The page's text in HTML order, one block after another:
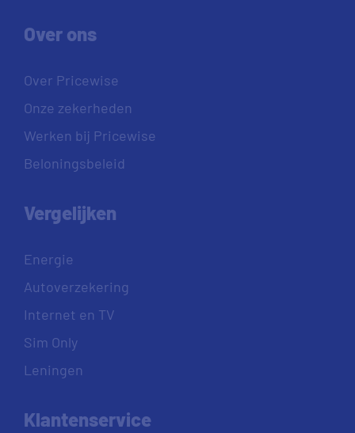
Over ons
Over Pricewise
Onze zekerheden
Werken bij Pricewise
Beloningsbeleid
Vergelijken
Energie
Autoverzekering
Internet en TV
Sim Only
Leningen
Klantenservice